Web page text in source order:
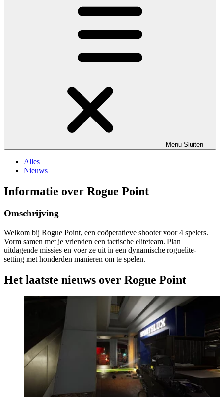
Menu Sluiten
Alles
Nieuws
Informatie over Rogue Point
Omschrijving
Welkom bij Rogue Point, een coöperatieve shooter voor 4 spelers.
Vorm samen met je vrienden een tactische eliteteam. Plan
uitdagende missies en voer ze uit in een dynamische roguelite-
setting met honderden manieren om te spelen.
Het laatste nieuws over Rogue Point